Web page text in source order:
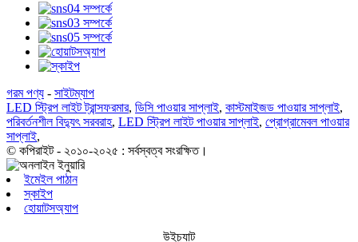
গরম পণ্য - সাইটম্যাপ
LED স্ট্রিপ লাইট ট্রান্সফরমার, ডিসি পাওয়ার সাপ্লাই, কাস্টমাইজড পাওয়ার সাপ্লাই,
পরিবর্তনশীল বিদ্যুৎ সরবরাহ, LED স্ট্রিপ লাইট পাওয়ার সাপ্লাই, প্রোগ্রামেবল পাওয়ার
সাপ্লাই,
© কপিরাইট - ২০১০-২০২৫ : সর্বস্বত্ব সংরক্ষিত।
ইমেইল পাঠান
স্কাইপ
হোয়াটসঅ্যাপ
উইচ্যাট